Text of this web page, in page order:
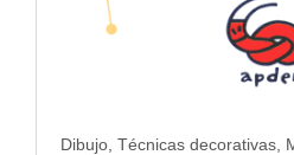
Dibujo, Técnicas decorativas,